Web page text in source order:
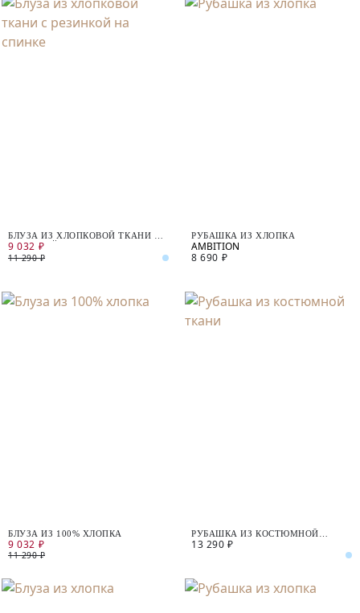
БЛУЗА ИЗ ХЛОПКОВОЙ ТКАНИ С
РЕЗИНКОЙ НА СПИНКЕ
9 032 ₽
11 290 ₽
РУБАШКА ИЗ ХЛОПКА
8 690 ₽
БЛУЗА ИЗ 100% ХЛОПКА
9 032 ₽
11 290 ₽
РУБАШКА ИЗ КОСТЮМНОЙ
ТКАНИ
13 290 ₽